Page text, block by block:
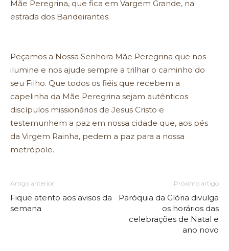
Mãe Peregrina, que fica em Vargem Grande, na
estrada dos Bandeirantes.
Peçamos a Nossa Senhora Mãe Peregrina que nos
ilumine e nos ajude sempre a trilhar o caminho do
seu Filho. Que todos os fiéis que recebem a
capelinha da Mãe Peregrina sejam autênticos
discípulos missionários de Jesus Cristo e
testemunhem a paz em nossa cidade que, aos pés
da Virgem Rainha, pedem a paz para a nossa
metrópole.
Artigo anterior
Fique atento aos avisos da
semana
Próximo artigo
Paróquia da Glória divulga
os horários das
celebrações de Natal e
ano novo